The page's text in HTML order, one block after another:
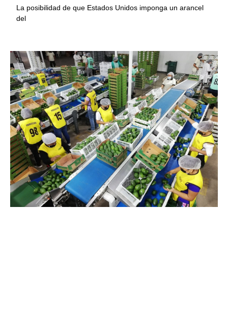
La posibilidad de que Estados Unidos imponga un arancel
del